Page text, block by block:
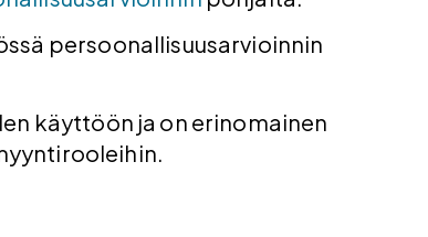
persoonallisuusarvioinnin
käyttöön ja on erinomainen